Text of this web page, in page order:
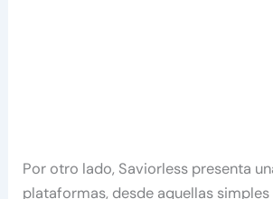
Por otro lado, Saviorless presenta
plataformas, desde aquellas simples